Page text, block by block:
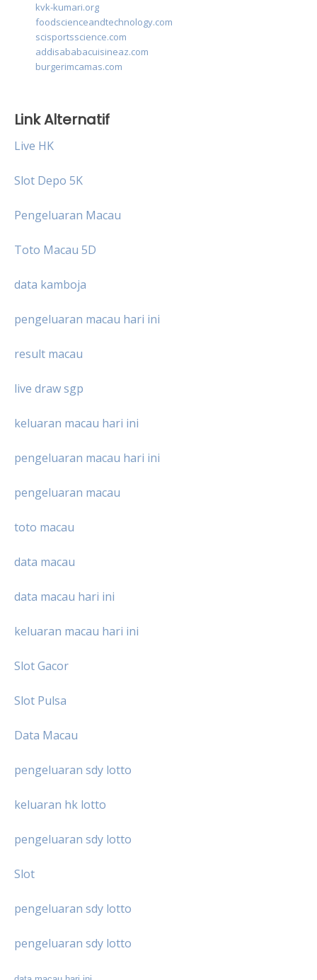
kvk-kumari.org
foodscienceandtechnology.com
scisportsscience.com
addisababacuisineaz.com
burgerimcamas.com
Link Alternatif
Live HK
Slot Depo 5K
Pengeluaran Macau
Toto Macau 5D
data kamboja
pengeluaran macau hari ini
result macau
live draw sgp
keluaran macau hari ini
pengeluaran macau hari ini
pengeluaran macau
toto macau
data macau
data macau hari ini
keluaran macau hari ini
Slot Gacor
Slot Pulsa
Data Macau
pengeluaran sdy lotto
keluaran hk lotto
pengeluaran sdy lotto
Slot
pengeluaran sdy lotto
pengeluaran sdy lotto